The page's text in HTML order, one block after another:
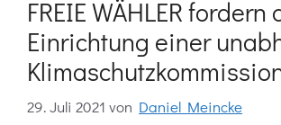
FREIE WÄHLER fordern
Einrichtung einer
29. Juli 2021 von Daniel Meincke